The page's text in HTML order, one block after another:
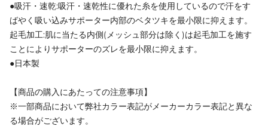
●吸汗・速乾:吸汗・速乾性に優れた糸を使用しているので汗をす
ばやく吸い込みサポーター内部のベタツキを最小限に抑えます。
起毛加工:肌に当たる内側(メッシュ部分は除く)は起毛加工を施す
ことによりサポーターのズレを最小限に抑えます。
●日本製
【商品の購入にあたっての注意事項】
※一部商品において弊社カラー表記がメーカーカラー表記と異な
る場合がございます。